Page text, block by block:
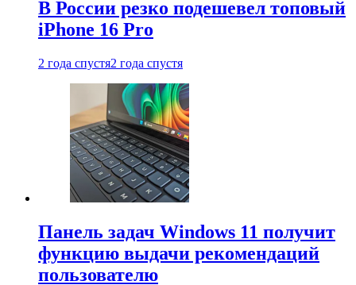
В России резко подешевел топовый
iPhone 16 Pro
2 года спустя2 года спустя
Панель задач Windows 11 получит
функцию выдачи рекомендаций
пользователю